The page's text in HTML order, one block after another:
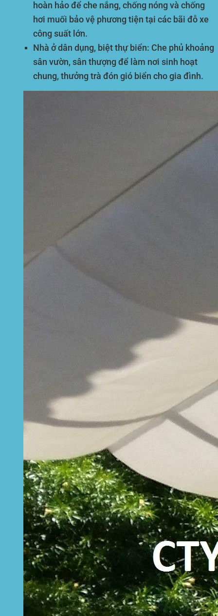
hoàn hảo để che nắng, chống nóng và chống
hơi muối bảo vệ phương tiện tại các bãi đỗ xe
công suất lớn.
Nhà ở dân dụng, biệt thự biển: Che phủ khoảng
sân vườn, sân thượng để làm nơi sinh hoạt
chung, thưởng trà đón gió biển cho gia đình.